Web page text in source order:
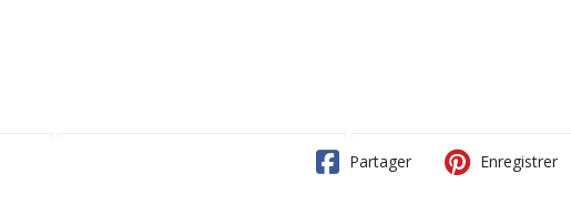
Partager Enregistrer